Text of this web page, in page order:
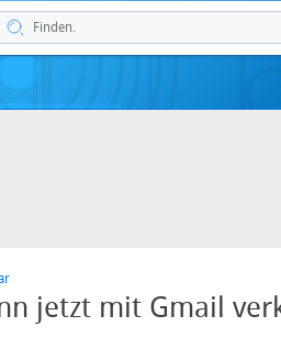
jetzt mit Gmail